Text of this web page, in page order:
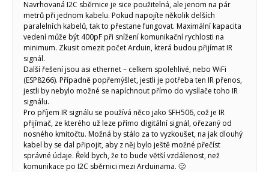
Navrhovaná I2C sběrnice je sice použitelná, ale jenom na pár
metrů při jednom kabelu. Pokud napojíte několik delších
paralelních kabelů, tak to přestane fungovat. Maximální kapacita
vedení může být 400pF při snížení komunikační rychlosti na
minimum. Zkusit omezit počet Arduin, která budou přijímat IR
signál.
Další řešení jsou asi ethernet – celkem spolehlivé, nebo WiFi
(ESP8266). Případně popřemýšlet, jestli je potřeba ten IR přenos,
jestli by nebylo možné se napíchnout přímo do vysílače toho IR
signálu.
Pro příjem IR signálu se používá něco jako SFH506, což je IR
přijímač, ze kterého už leze přímo digitální signál, ořezaný od
nosného kmitočtu. Možná by stálo za to vyzkoušet, na jak dlouhý
kabel by se dal připojit, aby z něj bylo ještě možné přečíst
správné údaje. Řekl bych, že to bude větší vzdálenost, než
komunikace po I2C sběrnici mezi Arduinama. 🙂